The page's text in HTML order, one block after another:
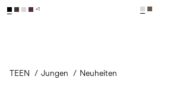
+1
You have seen 24 of 43 articles.
TEEN Jungen Neuheiten